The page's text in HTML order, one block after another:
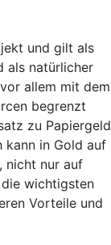
und gilt als
als natürlicher
allem mit dem
begrenzt
zu Papiergeld
kann in Gold auf
nicht nur auf
die wichtigsten
Vorteile und